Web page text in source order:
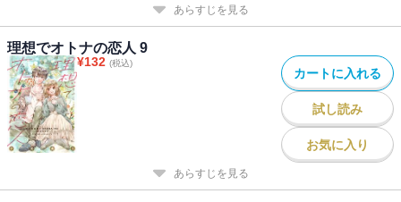
あらすじを見る
理想でオトナの恋人 9
¥132 (税込)
カートに入れる
試し読み
お気に入り
あらすじを見る